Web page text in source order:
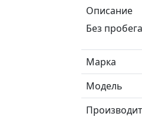
Описание
Без
Марка
Модель